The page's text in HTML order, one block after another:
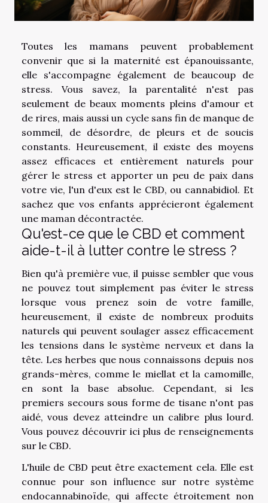
Toutes les mamans peuvent probablement
convenir que si la maternité est épanouissante,
elle s'accompagne également de beaucoup de
stress. Vous savez, la parentalité n'est pas
seulement de beaux moments pleins d'amour et
de rires, mais aussi un cycle sans fin de manque de
sommeil, de désordre, de pleurs et de soucis
constants. Heureusement, il existe des moyens
assez efficaces et entièrement naturels pour
gérer le stress et apporter un peu de paix dans
votre vie, l'un d'eux est le CBD, ou cannabidiol. Et
sachez que vos enfants apprécieront également
une maman décontractée.
Qu'est-ce que le CBD et comment
aide-t-il à lutter contre le stress ?
Bien qu'à première vue, il puisse sembler que vous
ne pouvez tout simplement pas éviter le stress
lorsque vous prenez soin de votre famille,
heureusement, il existe de nombreux produits
naturels qui peuvent soulager assez efficacement
les tensions dans le système nerveux et dans la
tête. Les herbes que nous connaissons depuis nos
grands-mères, comme le miellat et la camomille,
en sont la base absolue. Cependant, si les
premiers secours sous forme de tisane n'ont pas
aidé, vous devez atteindre un calibre plus lourd.
Vous pouvez découvrir ici plus de renseignements
sur le CBD.
L'huile de CBD peut être exactement cela. Elle est
connue pour son influence sur notre système
endocannabinoïde, qui affecte étroitement non